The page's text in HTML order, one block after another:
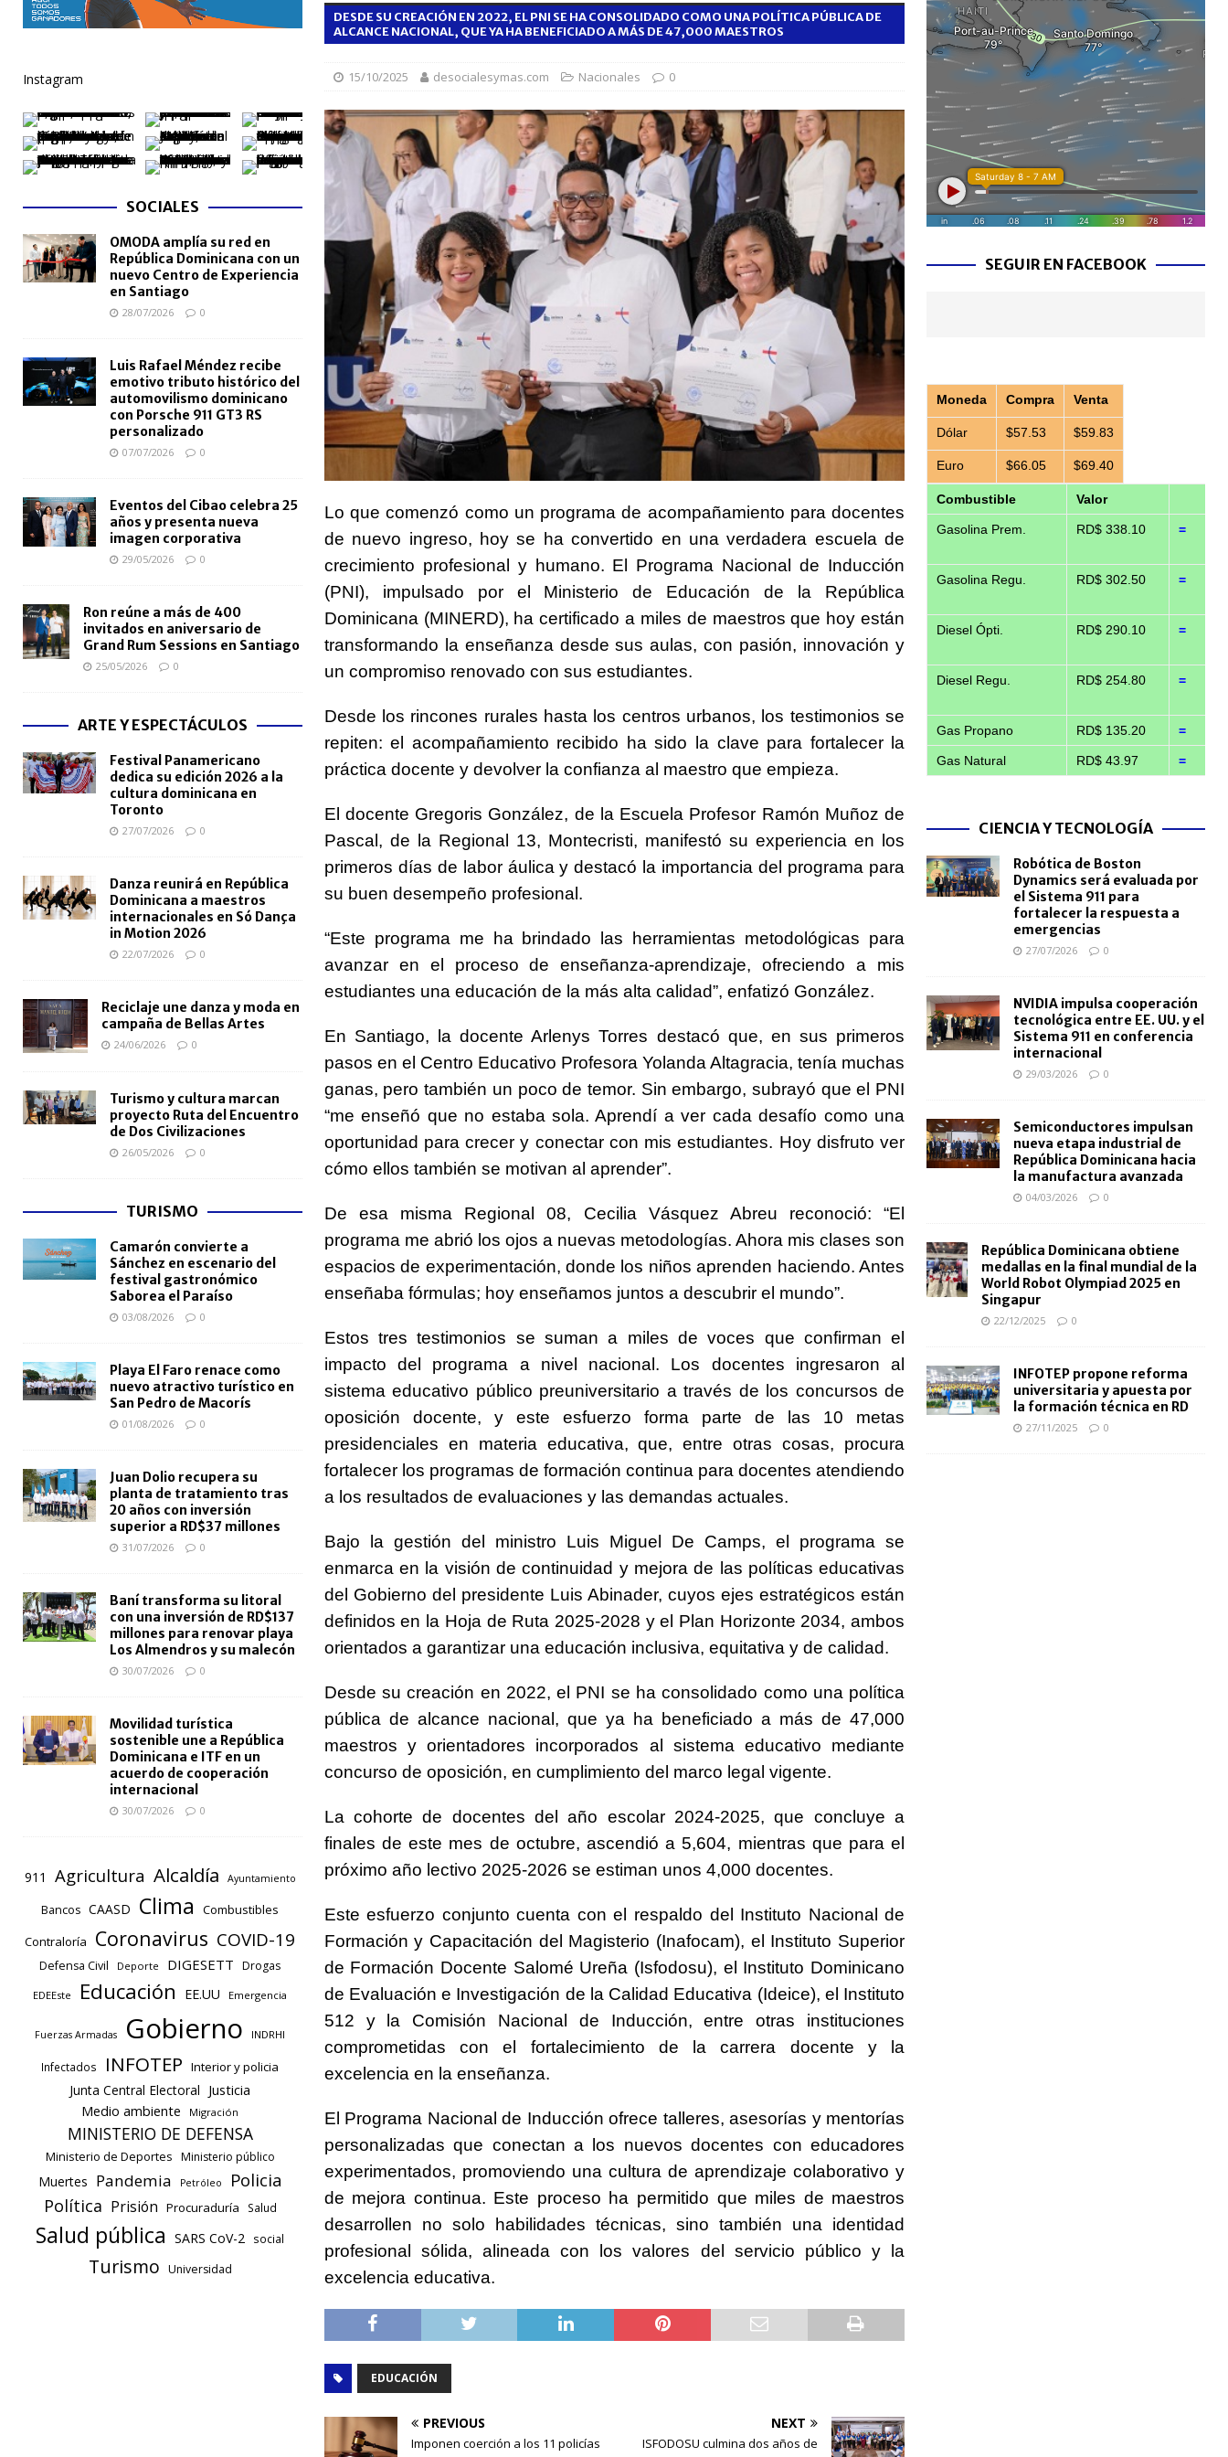
[ 06/08/2026 ]
Becas internacionales benefician a 1,500 jóvenes dominicanos para estudiar maestrías y doctorados en el
Meta RD 2036 reúne a Gobierno, universidades y sector privado para definir la estrategia de desarrollo
nacional
NACIONALES
[ 05/08/2026 ]
Lactancia materna fortalece la salud del bebé y la madre, destaca Hospiten Santo Domingo
SALUD
[ 05/08/2026 ]
TRAE incorpora 29 autobuses para ampliar el transporte escolar antes del inicio del año lectivo 2026-2027
NACIONALES
[ 05/08/2026 ] Santo Domingo celebra 528 años con balance de obras urbanas y nuevos proyectos para la capital
NACIONALES
DESDE SU CREACIÓN EN 2022, EL PNI SE HA CONSOLIDADO COMO UNA POLÍTICA PÚBLICA DE
ALCANCE NACIONAL, QUE YA HA BENEFICIADO A MÁS DE 47,000 MAESTROS
15/10/2025 desocialesymas.com Nacionales 0
Lo que comenzó como un programa de acompañamiento para docentes
de nuevo ingreso, hoy se ha convertido en una verdadera escuela de
crecimiento profesional y humano. El Programa Nacional de Inducción
(PNI), impulsado por el Ministerio de Educación de la República
Dominicana (MINERD), ha certificado a miles de maestros que hoy están
transformando la enseñanza desde sus aulas, con pasión, innovación y
un compromiso renovado con sus estudiantes.
Desde los rincones rurales hasta los centros urbanos, los testimonios se
repiten: el acompañamiento recibido ha sido la clave para fortalecer la
práctica docente y devolver la confianza al maestro que empieza.
El docente Gregoris González, de la Escuela Profesor Ramón Muñoz de
Pascal, de la Regional 13, Montecristi, manifestó su experiencia en los
primeros días de labor áulica y destacó la importancia del programa para
su buen desempeño profesional.
“Este programa me ha brindado las herramientas metodológicas para
avanzar en el proceso de enseñanza-aprendizaje, ofreciendo a mis
estudiantes una educación de la más alta calidad”, enfatizó González.
En Santiago, la docente Arlenys Torres destacó que, en sus primeros
pasos en el Centro Educativo Profesora Yolanda Altagracia, tenía muchas
ganas, pero también un poco de temor. Sin embargo, subrayó que el PNI
“me enseñó que no estaba sola. Aprendí a ver cada desafío como una
oportunidad para crecer y conectar con mis estudiantes. Hoy disfruto ver
cómo ellos también se motivan al aprender”.
De esa misma Regional 08, Cecilia Vásquez Abreu reconoció: “El
programa me abrió los ojos a nuevas metodologías. Ahora mis clases son
espacios de experimentación, donde los niños aprenden haciendo. Antes
enseñaba fórmulas; hoy enseñamos juntos a descubrir el mundo”.
Estos tres testimonios se suman a miles de voces que confirman el
impacto del programa a nivel nacional. Los docentes ingresaron al
sistema educativo público preuniversitario a través de los concursos de
oposición docente, y este esfuerzo forma parte de las 10 metas
presidenciales en materia educativa, que, entre otras cosas, procura
fortalecer los programas de formación continua para docentes atendiendo
a los resultados de evaluaciones y las demandas actuales.
Bajo la gestión del ministro Luis Miguel De Camps, el programa se
enmarca en la visión de continuidad y mejora de las políticas educativas
del Gobierno del presidente Luis Abinader, cuyos ejes estratégicos están
definidos en la Hoja de Ruta 2025-2028 y el Plan Horizonte 2034, ambos
orientados a garantizar una educación inclusiva, equitativa y de calidad.
Desde su creación en 2022, el PNI se ha consolidado como una política
pública de alcance nacional, que ya ha beneficiado a más de 47,000
maestros y orientadores incorporados al sistema educativo mediante
concurso de oposición, en cumplimiento del marco legal vigente.
La cohorte de docentes del año escolar 2024-2025, que concluye a
finales de este mes de octubre, ascendió a 5,604, mientras que para el
próximo año lectivo 2025-2026 se estiman unos 4,000 docentes.
Este esfuerzo conjunto cuenta con el respaldo del Instituto Nacional de
Formación y Capacitación del Magisterio (Inafocam), el Instituto Superior
de Formación Docente Salomé Ureña (Isfodosu), el Instituto Dominicano
de Evaluación e Investigación de la Calidad Educativa (Ideice), el Instituto
512 y la Comisión Nacional de Inducción, entre otras instituciones
comprometidas con el fortalecimiento de la carrera docente y la
excelencia en la enseñanza.
El Programa Nacional de Inducción ofrece talleres, asesorías y mentorías
personalizadas que conectan a los nuevos docentes con educadores
experimentados, promoviendo una cultura de aprendizaje colaborativo y
de mejora continua. Este proceso ha permitido que miles de maestros
desarrollen no solo habilidades técnicas, sino también una identidad
profesional sólida, alineada con los valores del servicio público y la
excelencia educativa.
EDUCACIÓN
PREVIOUS
Imponen coerción a los 11 policías
NEXT
ISFODOSU culmina dos años de
Instagram
SOCIALES
OMODA amplía su red en
República Dominicana con un
nuevo Centro de Experiencia
en Santiago
28/07/2026 0
Luis Rafael Méndez recibe
emotivo tributo histórico del
automovilismo dominicano
con Porsche 911 GT3 RS
personalizado
07/07/2026 0
Eventos del Cibao celebra 25
años y presenta nueva
imagen corporativa
29/05/2026 0
Ron reúne a más de 400
invitados en aniversario de
Grand Rum Sessions en Santiago
25/05/2026 0
ARTE Y ESPECTÁCULOS
Festival Panamericano
dedica su edición 2026 a la
cultura dominicana en
Toronto
27/07/2026 0
Danza reunirá en República
Dominicana a maestros
internacionales en Só Dança
in Motion 2026
22/07/2026 0
Reciclaje une danza y moda en
campaña de Bellas Artes
24/06/2026 0
Turismo y cultura marcan
proyecto Ruta del Encuentro
de Dos Civilizaciones
26/05/2026 0
TURISMO
Camarón convierte a
Sánchez en escenario del
festival gastronómico
Saborea el Paraíso
03/08/2026 0
Playa El Faro renace como
nuevo atractivo turístico en
San Pedro de Macorís
01/08/2026 0
Juan Dolio recupera su
planta de tratamiento tras
20 años con inversión
superior a RD$37 millones
31/07/2026 0
Baní transforma su litoral
con una inversión de RD$137
millones para renovar playa
Los Almendros y su malecón
30/07/2026 0
Movilidad turística
sostenible une a República
Dominicana e ITF en un
acuerdo de cooperación
internacional
30/07/2026 0
911 Agricultura Alcaldía Ayuntamiento
Bancos CAASD Clima
Combustibles
Contraloría
Coronavirus COVID-19
Defensa Civil Deporte DIGESETT Drogas
EDEEste Educación EE.UU Emergencia
Fuerzas Armadas Gobierno INDRHI
Infectados INFOTEP Interior y policia
Junta Central Electoral Justicia
Medio ambiente Migración
MINISTERIO DE DEFENSA
Ministerio de Deportes Ministerio público
Muertes Pandemia Petróleo Policia
Política Prisión Procuraduría Salud
Salud pública SARS CoV-2 social
Turismo Universidad
SEGUIR EN FACEBOOK
Moneda Compra Venta
Dólar $57.53 $59.83
Euro $66.05 $69.40
Combustible Valor
Gasolina Prem. RD$ 338.10 =
Gasolina Regu. RD$ 302.50 =
Diesel Ópti. RD$ 290.10 =
Diesel Regu. RD$ 254.80 =
Gas Propano RD$ 135.20 =
Gas Natural RD$ 43.97 =
CIENCIA Y TECNOLOGÍA
Robótica de Boston
Dynamics será evaluada por
el Sistema 911 para
fortalecer la respuesta a
emergencias
27/07/2026 0
NVIDIA impulsa cooperación
tecnológica entre EE. UU. y el
Sistema 911 en conferencia
internacional
29/03/2026 0
Semiconductores impulsan
nueva etapa industrial de
República Dominicana hacia
la manufactura avanzada
04/03/2026 0
República Dominicana obtiene
medallas en la final mundial de la
World Robot Olympiad 2025 en
Singapur
22/12/2025 0
INFOTEP propone reforma
universitaria y apuesta por
la formación técnica en RD
27/11/2025 0